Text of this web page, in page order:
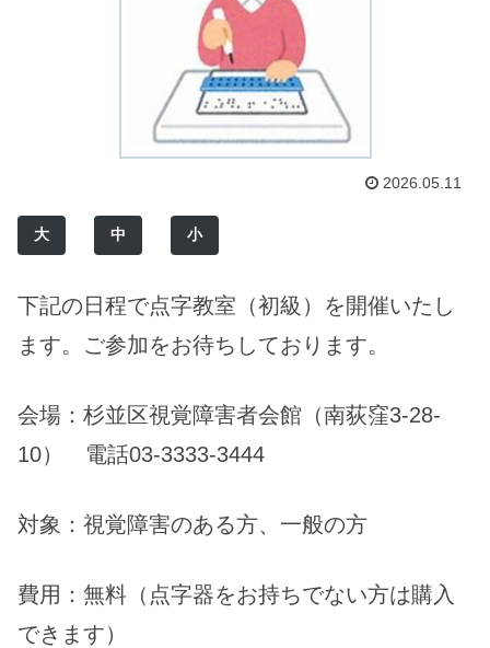
2026.05.11
大 中 小
下記の日程で点字教室（初級）を開催いたし
ます。ご参加をお待ちしております。
会場：杉並区視覚障害者会館（南荻窪3-28-
10） 電話03-3333-3444
対象：視覚障害のある方、一般の方
費用：無料（点字器をお持ちでない方は購入
できます）